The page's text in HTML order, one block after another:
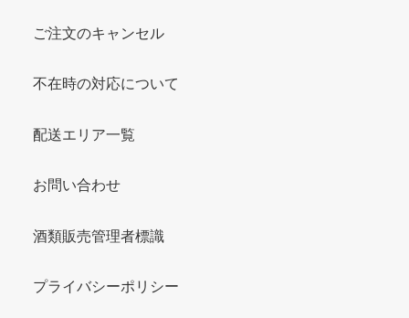
ご注文のキャンセル
不在時の対応について
配送エリア一覧
お問い合わせ
酒類販売管理者標識
プライバシーポリシー